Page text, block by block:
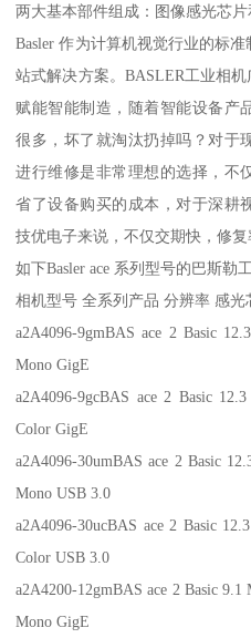
两大基本部件组成：图像感光芯片
Basler 作为计算机视觉行业的标
站式解决方案。BASLER工业相
赋能智能制造，随着智能设备产
很多，坏了就淘汰扔掉吗？对于
进行维修是非常理想的选择，不
省了设备购买的成本，对于深耕
技优电子来说，不仅交期快，修复
如下Basler ace 系列型号的巴斯勒
相机型号 全系列产品 分辨率 感
a2A4096-9gmBAS ace 2 Basic
Mono GigE
a2A4096-9gcBAS ace 2 Basic
Color GigE
a2A4096-30umBAS ace 2 Basic
Mono USB 3.0
a2A4096-30ucBAS ace 2 Basic
Color USB 3.0
a2A4200-12gmBAS ace 2 Basic
Mono GigE